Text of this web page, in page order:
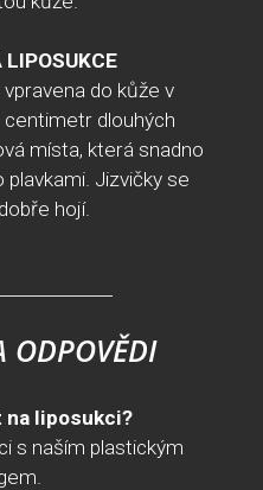
vpravena do kůže v
centimetr dlouhých
místa, která snadno
Jizvičky se
hojí.
ODPOVĚDI
na liposukci?
s naším plastickým